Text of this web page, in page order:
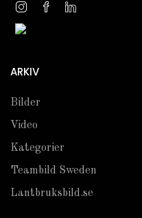
ARKIV
Bilder
Video
Kategorier
Teambild Sweden
Lantbruksbild.se